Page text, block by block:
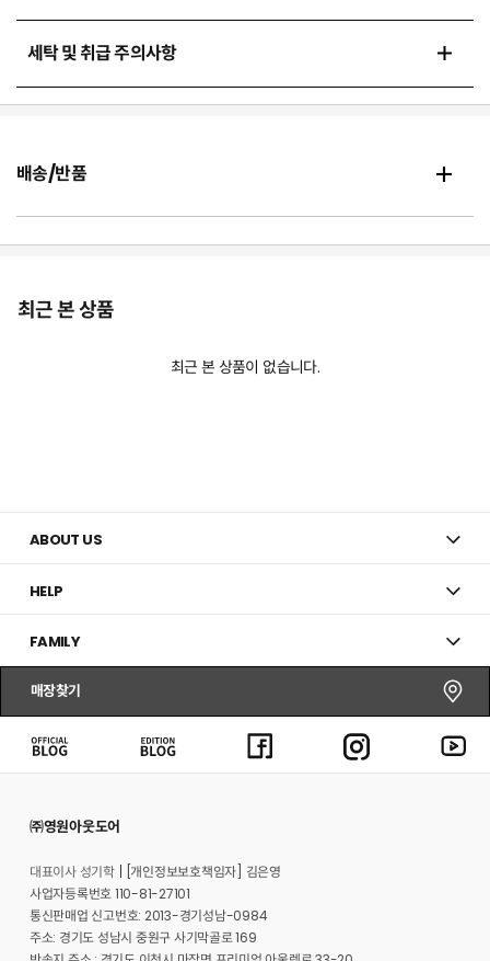
세탁 및 취급 주의사항
배송/반품
최근 본 상품
최근 본 상품이 없습니다.
ABOUT US
HELP
FAMILY
매장찾기
㈜영원아웃도어
대표이사 성기학
[개인정보보호책임자] 김은영
사업자등록번호 110-81-27101
통신판매업 신고번호: 2013-경기성남-0984
주소: 경기도 성남시 중원구 사기막골로 169